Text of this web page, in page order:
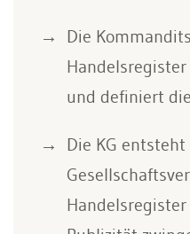
Die
und definiert
Die KG